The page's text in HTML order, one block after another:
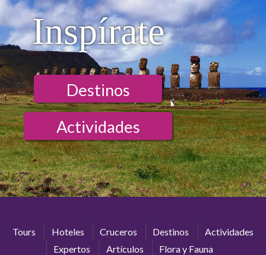
Inspírate
Destinos
Actividades
Tours Hoteles Cruceros Destinos
Actividades
Expertos
Artículos Flora y Fauna